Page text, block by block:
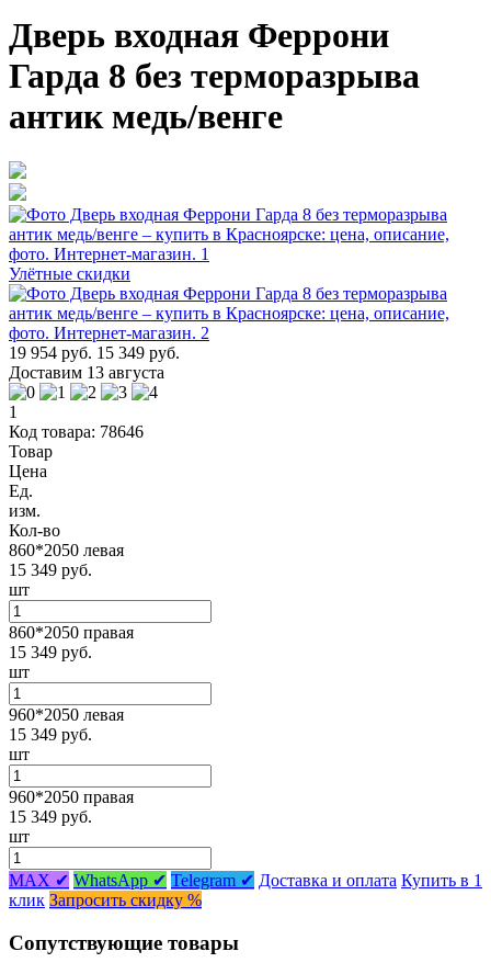
Дверь входная Феррони
Гарда 8 без терморазрыва
антик медь/венге
Улётные скидки
19 954 руб. 15 349 руб.
Доставим 13 августа
1
Код товара: 78646
Товар
Цена
Ед.
изм.
Кол-во
860*2050 левая
15 349 руб.
шт
860*2050 правая
15 349 руб.
шт
960*2050 левая
15 349 руб.
шт
960*2050 правая
15 349 руб.
шт
MAX ✔ WhatsApp ✔ Telegram ✔ Доставка и оплата Купить в 1
клик Запросить скидку %
Сопутствующие товары